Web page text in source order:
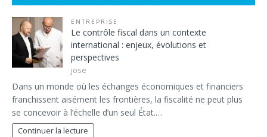
ENTREPRISE
Le contrôle fiscal dans un contexte
international : enjeux, évolutions et
perspectives
jose
Dans un monde où les échanges économiques et financiers
franchissent aisément les frontières, la fiscalité ne peut plus
se concevoir à l’échelle d’un seul État.…
Continuer la lecture